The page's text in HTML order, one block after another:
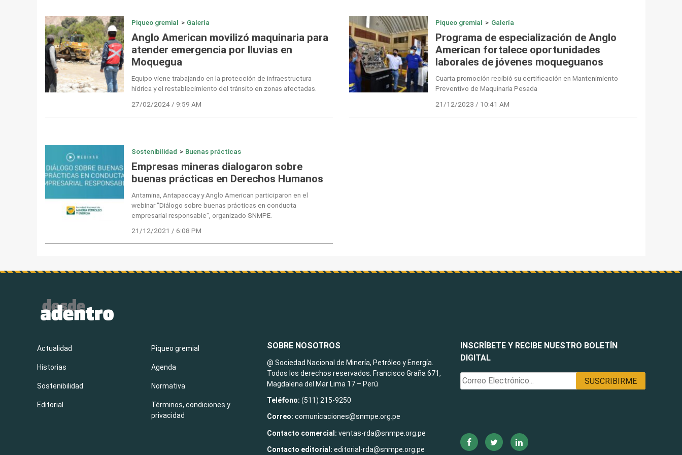
Piqueo gremial > Galería
Anglo American movilizó maquinaria para
atender emergencia por lluvias en
Moquegua
Equipo viene trabajando en la protección de infraestructura
hídrica y el restablecimiento del tránsito en zonas afectadas.
27/02/2024 / 9:59 AM
Piqueo gremial > Galería
Programa de especialización de Anglo
American fortalece oportunidades
laborales de jóvenes moqueguanos
Cuarta promoción recibió su certificación en Mantenimiento
Preventivo de Maquinaria Pesada
21/12/2023 / 10:41 AM
Sostenibilidad > Buenas prácticas
Empresas mineras dialogaron sobre
buenas prácticas en Derechos Humanos
Antamina, Antapaccay y Anglo American participaron en el
webinar "Diálogo sobre buenas prácticas en conducta
empresarial responsable", organizado SNMPE.
21/12/2021 / 6:08 PM
INSCRÍBETE Y RECIBE NUESTRO BOLETÍN
DIGITAL
Actualidad
Historias
Sostenibilidad
Editorial
Piqueo gremial
Agenda
Normativa
Términos, condiciones y
privacidad
SOBRE NOSOTROS
@ Sociedad Nacional de Minería, Petróleo y Energía.
Todos los derechos reservados. Francisco Graña 671,
Magdalena del Mar Lima 17 – Perú
Teléfono: (511) 215-9250
Correo:comunicaciones@snmpe.org.pe
Contacto comercial: ventas-rda@snmpe.org.pe
Contacto editorial: editorial-rda@snmpe.org.pe